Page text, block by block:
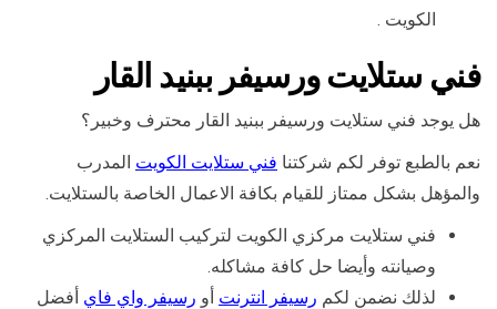
الكويت .
فني ستلايت ورسيفر ببنيد القار
هل يوجد فني ستلايت ورسيفر ببنيد القار محترف وخبير؟
نعم بالطبع توفر لكم شركتنا فني ستلايت الكويت المدرب
والمؤهل بشكل ممتاز للقيام بكافة الاعمال الخاصة بالستلايت.
فني ستلايت مركزي الكويت لتركيب الستلايت المركزي
وصيانته وأيضا حل كافة مشاكله.
لذلك نضمن لكم رسيفر انترنت أو رسيفر واي فاي أفضل